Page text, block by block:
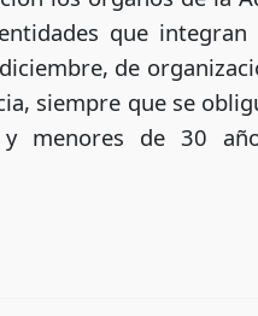
que
de
siempre que se
y menores de 30